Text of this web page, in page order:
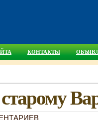
КОНТАКТЫ